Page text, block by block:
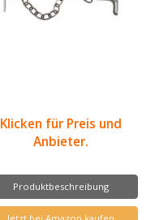
Klicken für Preis und
Anbieter.
Produktbeschreibung